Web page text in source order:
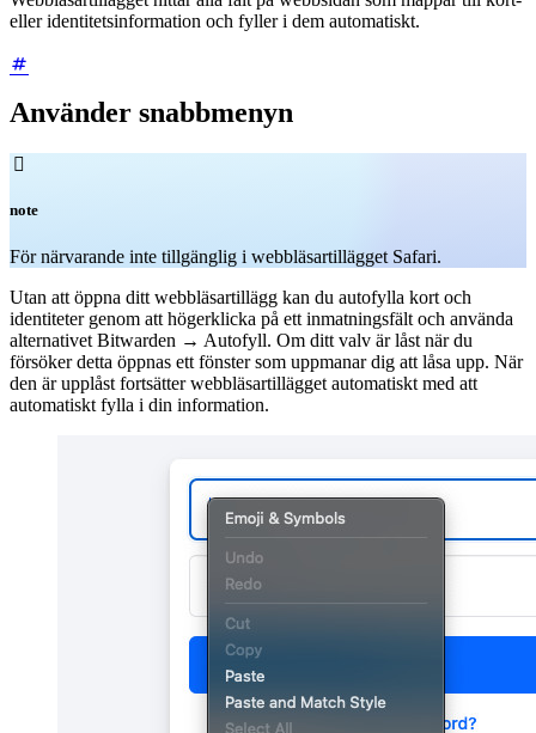
eller identitetsinformation och fyller i dem automatiskt.
Använder snabbmenyn

note
För närvarande inte tillgänglig i webbläsartillägget Safari.
Utan att öppna ditt webbläsartillägg kan du autofylla kort och
identiteter genom att högerklicka på ett inmatningsfält och använda
alternativetBitwarden → Autofyll. Om ditt valv är låst när du
försöker detta öppnas ett fönster som uppmanar dig att låsa upp. När
den är upplåst fortsätter webbläsartillägget automatiskt med att
automatiskt fylla i din information.